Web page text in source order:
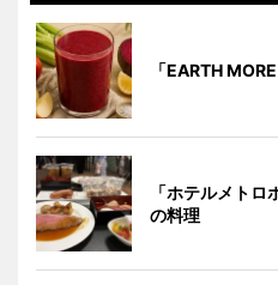
「EARTH
「ホテルメトロ
の料理